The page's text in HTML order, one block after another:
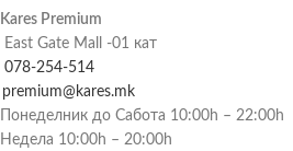
Kares Premium
East Gate Mall -01 кат
078-254-514
premium@kares.mk
Понеделник до Сабота 10:00h – 22:00h
Недела 10:00h – 20:00h